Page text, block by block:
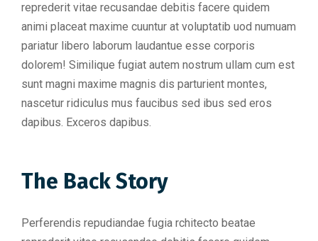
reprederit vitae recusandae debitis facere quidem
animi placeat maxime cuuntur at voluptatib uod numuam
pariatur libero laborum laudantue esse corporis
dolorem! Similique fugiat autem nostrum ullam cum est
sunt magni maxime magnis dis parturient montes,
nascetur ridiculus mus faucibus sed ibus sed eros
dapibus. Exceros dapibus.
The Back Story
Perferendis repudiandae fugia rchitecto beatae